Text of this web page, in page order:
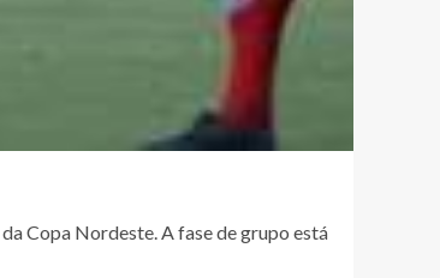
Copa Nordeste. A fase de grupo está